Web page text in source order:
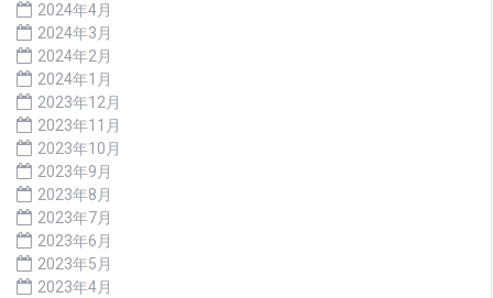
2024年4月
2024年3月
2024年2月
2024年1月
2023年12月
2023年11月
2023年10月
2023年9月
2023年8月
2023年7月
2023年6月
2023年5月
2023年4月